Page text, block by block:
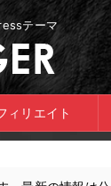
テーマ
ィリエイト